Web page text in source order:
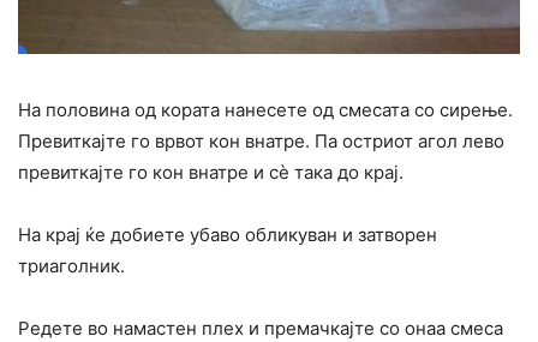
На половина од кората нанесете од смесата со сирење.
Превиткајте го врвот кон внатре. Па остриот агол лево
превиткајте го кон внатре и сè така до крај.
На крај ќе добиете убаво обликуван и затворен
триаголник.
Редете во намастен плех и премачкајте со онаа смеса